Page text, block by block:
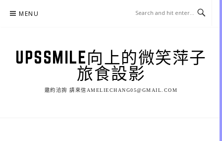
MENU
UPSSMILE向上的微笑萍子
旅食設影
邀約洽詢 請來信AMELIECHANG05@GMAIL.COM